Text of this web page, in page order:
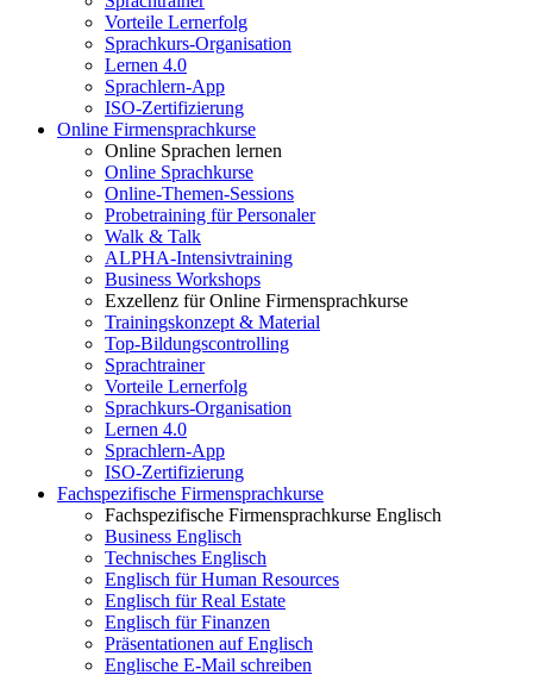
Vorteile Lernerfolg
Sprachkurs-Organisation
Lernen 4.0
Sprachlern-App
ISO-Zertifizierung
Online Firmensprachkurse
Online Sprachen lernen
Online Sprachkurse
Online-Themen-Sessions
Probetraining für Personaler
Walk & Talk
ALPHA-Intensivtraining
Business Workshops
Exzellenz für Online Firmensprachkurse
Trainingskonzept & Material
Top-Bildungscontrolling
Sprachtrainer
Vorteile Lernerfolg
Sprachkurs-Organisation
Lernen 4.0
Sprachlern-App
ISO-Zertifizierung
Fachspezifische Firmensprachkurse
Fachspezifische Firmensprachkurse Englisch
Business Englisch
Technisches Englisch
Englisch für Human Resources
Englisch für Real Estate
Englisch für Finanzen
Präsentationen auf Englisch
Englische E-Mail schreiben